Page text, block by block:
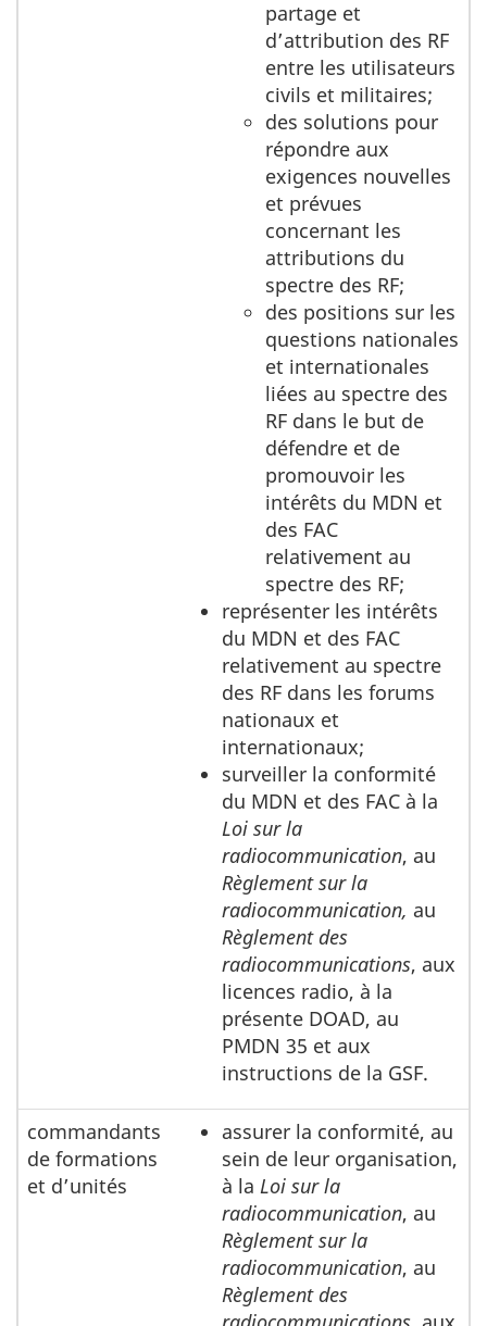
partage et
d’attribution des RF
entre les utilisateurs
civils et militaires;
des solutions pour
répondre aux
exigences nouvelles
et prévues
concernant les
attributions du
spectre des RF;
des positions sur les
questions nationales
et internationales
liées au spectre des
RF dans le but de
défendre et de
promouvoir les
intérêts du MDN et
des FAC
relativement au
spectre des RF;
représenter les intérêts
du MDN et des FAC
relativement au spectre
des RF dans les forums
nationaux et
internationaux;
surveiller la conformité
du MDN et des FAC à la
Loi sur la
radiocommunication, au
Règlement sur la
radiocommunication, au
Règlement des
radiocommunications, aux
licences radio, à la
présente DOAD, au
PMDN 35 et aux
instructions de la GSF.
commandants
de formations
et d’unités
assurer la conformité, au
sein de leur organisation,
à la Loi sur la
radiocommunication, au
Règlement sur la
radiocommunication, au
Règlement des